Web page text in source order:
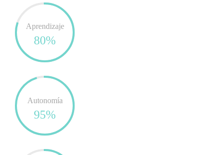
Aprendizaje
80%
Autonomía
95%